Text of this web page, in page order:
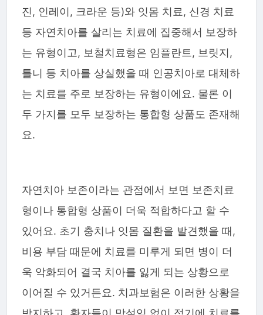
진, 인레이, 크라운 등)와 잇몸 치료, 신경 치료
등 자연치아를 살리는 치료에 집중해서 보장하
는 유형이고, 보철치료형은 임플란트, 브릿지,
틀니 등 치아를 상실했을 때 인공치아로 대체하
는 치료를 주로 보장하는 유형이에요. 물론 이
두 가지를 모두 보장하는 통합형 상품도 존재해
요.
자연치아 보존이라는 관점에서 보면 보존치료
형이나 통합형 상품이 더욱 적합하다고 할 수
있어요. 초기 충치나 잇몸 질환을 발견했을 때,
비용 부담 때문에 치료를 미루게 되면 병이 더
욱 악화되어 결국 치아를 잃게 되는 상황으로
이어질 수 있거든요. 치과보험은 이러한 상황을